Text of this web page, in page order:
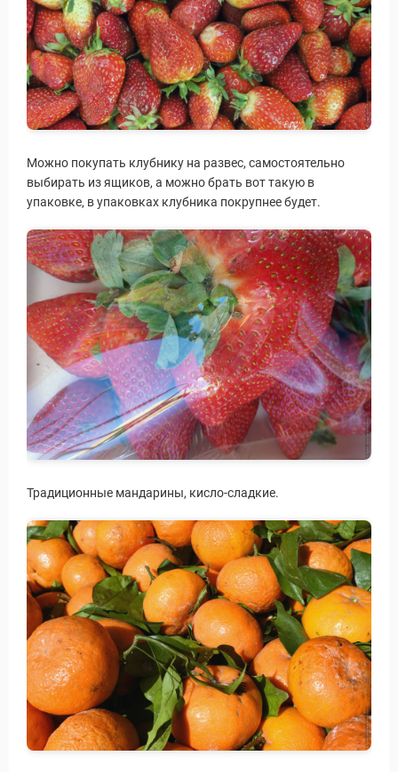
Туры
Можно покупать клубнику на развес, самостоятельно
выбирать из ящиков, а можно брать вот такую в
упаковке, в упаковках клубника покрупнее будет.
Традиционные мандарины, кисло-сладкие.